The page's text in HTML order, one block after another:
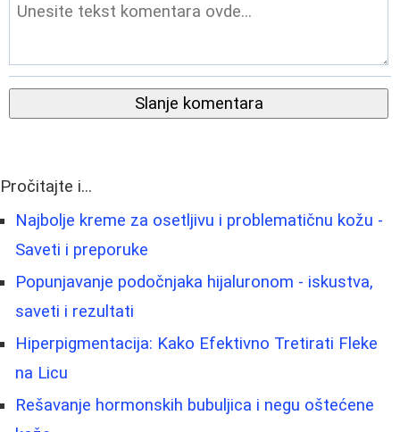
Slanje komentara
Pročitajte i...
Najbolje kreme za osetljivu i problematičnu kožu -
Saveti i preporuke
Popunjavanje podočnjaka hijaluronom - iskustva,
saveti i rezultati
Hiperpigmentacija: Kako Efektivno Tretirati Fleke
na Licu
Rešavanje hormonskih bubuljica i negu oštećene